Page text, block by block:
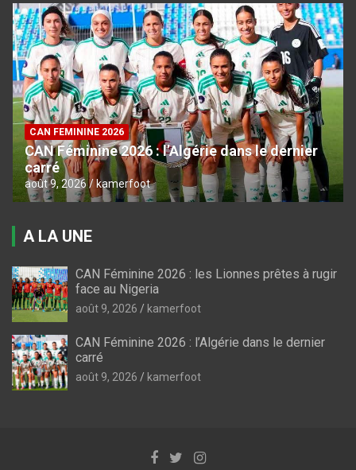
CAN FEMININE 2026
CAN Féminine 2026 : l’Algérie dans le dernier
carré
août 9, 2026 kamerfoot
A LA UNE
CAN Féminine 2026 : les Lionnes prêtes à rugir
face au Nigeria
août 9, 2026 kamerfoot
CAN Féminine 2026 : l’Algérie dans le dernier
carré
août 9, 2026 kamerfoot